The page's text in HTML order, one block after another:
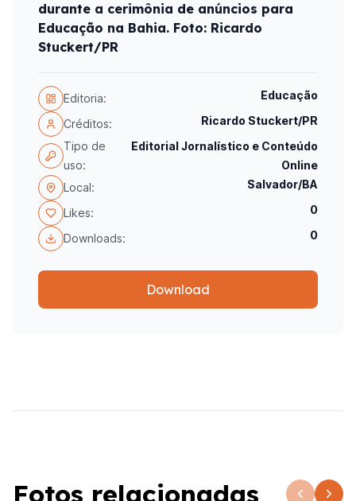
durante a cerimônia de anúncios para
Educação na Bahia. Foto: Ricardo
Stuckert/PR
Editoria: Educação
Créditos:
Ricardo Stuckert/PR
Tipo de
uso:
Editorial Jornalístico e Conteúdo
Online
Local:
Salvador/BA
Likes: 0
Downloads: 0
Download
Fotos relacionadas